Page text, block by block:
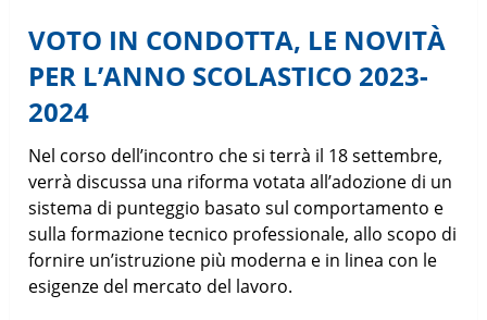
VOTO IN CONDOTTA, LE NOVITÀ
PER L’ANNO SCOLASTICO 2023-
2024
Nel corso dell’incontro che si terrà il 18 settembre,
verrà discussa una riforma votata all’adozione di un
sistema di punteggio basato sul comportamento e
sulla formazione tecnico professionale, allo scopo di
fornire un’istruzione più moderna e in linea con le
esigenze del mercato del lavoro.